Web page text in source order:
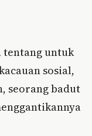
untuk
sosial,
seorang badut